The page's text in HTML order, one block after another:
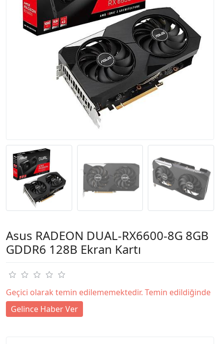
Asus RADEON DUAL-RX6600-8G 8GB
GDDR6 128B Ekran Kartı
Geçici olarak temin edilememektedir. Temin edildiğinde
Gelince Haber Ver